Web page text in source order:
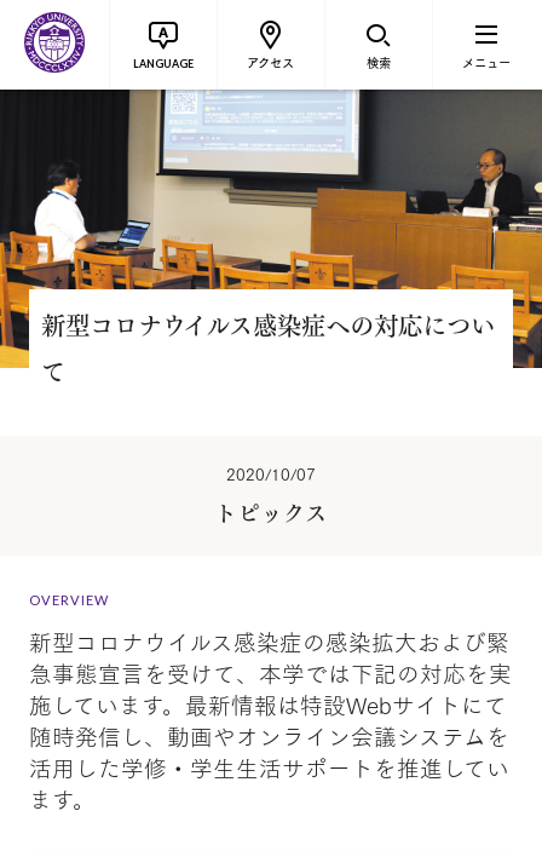
LANGUAGE アクセス 検索 メニュー
新型コロナウイルス感染症への対応につい
て
2020/10/07
トピックス
OVERVIEW
新型コロナウイルス感染症の感染拡大および緊
急事態宣言を受けて、本学では下記の対応を実
施しています。最新情報は特設Webサイトにて
随時発信し、動画やオンライン会議システムを
活用した学修・学生生活サポートを推進してい
ます。